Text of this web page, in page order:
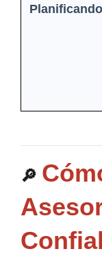
Planificando
🔎